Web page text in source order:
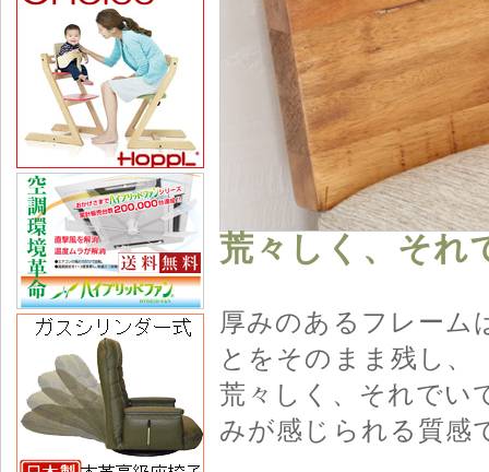
荒々しく、それ
厚みのあるフレーム
とをそのまま残し、
荒々しく、それでい
みが感じられる質感